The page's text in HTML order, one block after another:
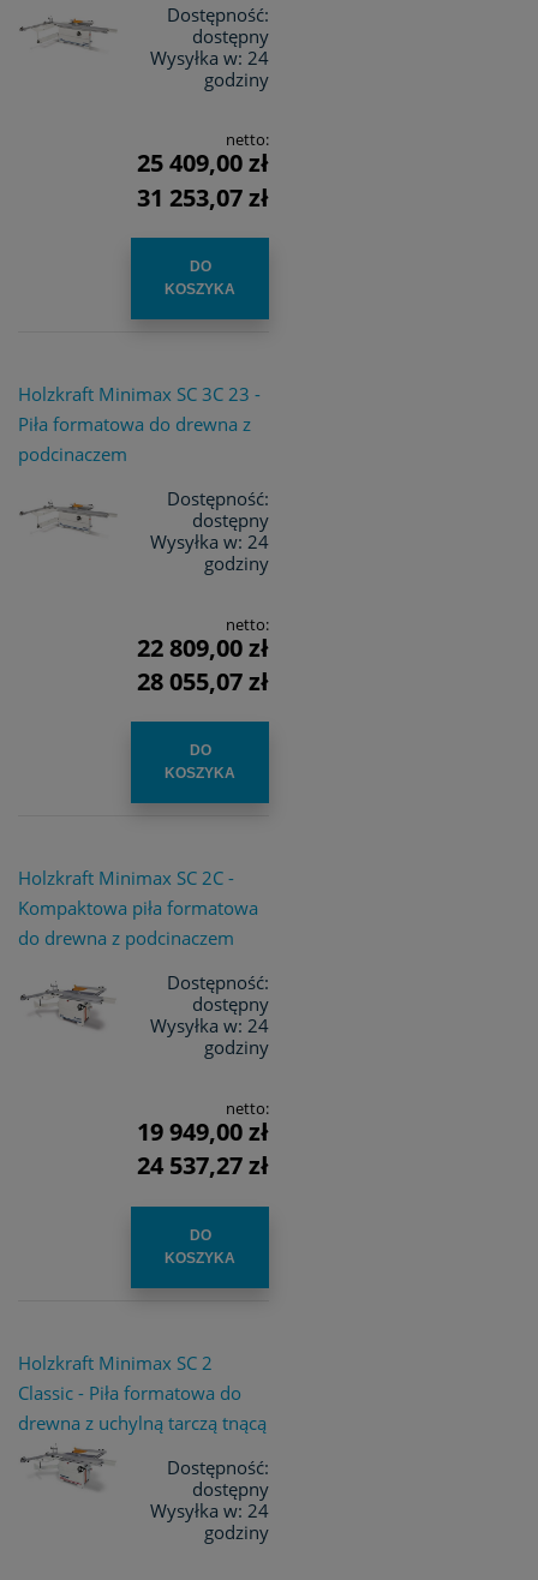
Dostępność:
dostępny
Wysyłka w: 24
godziny
netto:
25 409,00 zł
31 253,07 zł
DO
KOSZYKA
Holzkraft Minimax SC 3C 23 -
Piła formatowa do drewna z
podcinaczem
Dostępność:
dostępny
Wysyłka w: 24
godziny
netto:
22 809,00 zł
28 055,07 zł
DO
KOSZYKA
Holzkraft Minimax SC 2C -
Kompaktowa piła formatowa
do drewna z podcinaczem
Dostępność:
dostępny
Wysyłka w: 24
godziny
netto:
19 949,00 zł
24 537,27 zł
DO
KOSZYKA
Holzkraft Minimax SC 2
Classic - Piła formatowa do
drewna z uchylną tarczą tnącą
Dostępność:
dostępny
Wysyłka w: 24
godziny